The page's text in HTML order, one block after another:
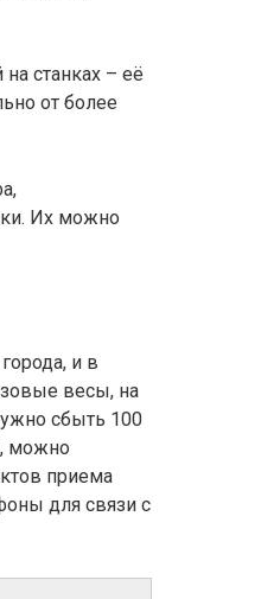
на станках – её
от более
Их можно
и в
весы, на
сбыть 100
можно
приема
для связи с